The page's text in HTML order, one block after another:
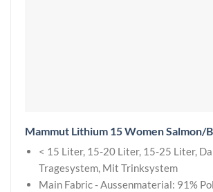
Mammut Lithium 15 Women Salmon/
< 15 Liter, 15-20 Liter, 15-25 Liter,
Tragesystem, Mit Trinksystem
Main Fabric - Aussenmaterial: 91%